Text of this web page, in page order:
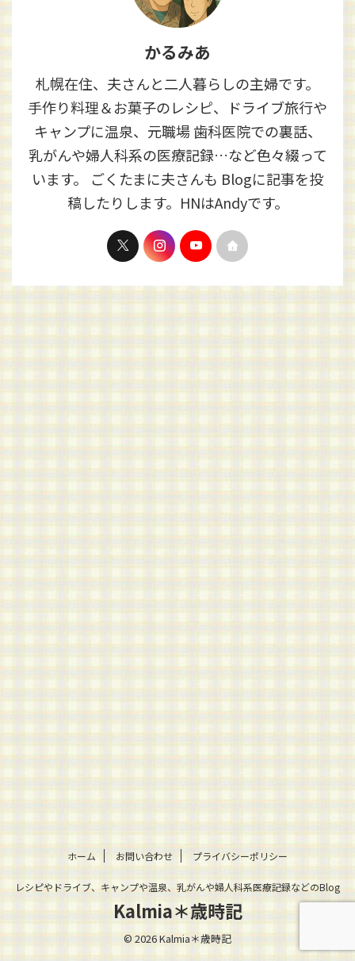
かるみあ
札幌在住、夫さんと二人暮らしの主婦です。
手作り料理＆お菓子のレシピ、ドライブ旅行や
キャンプに温泉、元職場 歯科医院での裏話、
乳がんや婦人科系の医療記録…など色々綴って
います。 ごくたまに夫さんも Blogに記事を投
稿したりします。HNはAndyです。
ホーム お問い合わせ プライバシーポリシー
レシピやドライブ、キャンプや温泉、乳がんや婦人科系医療記録などのBlog
Kalmia＊歳時記
© 2026 Kalmia＊歳時記